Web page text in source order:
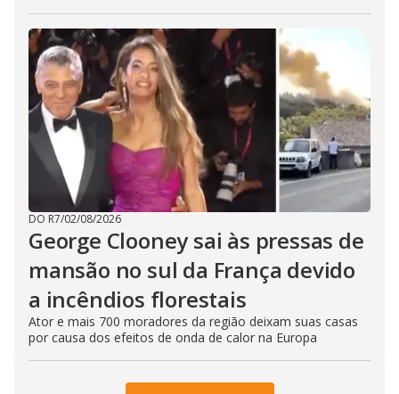
DO R7/02/08/2026
George Clooney sai às pressas de
mansão no sul da França devido
a incêndios florestais
Ator e mais 700 moradores da região deixam suas casas
por causa dos efeitos de onda de calor na Europa